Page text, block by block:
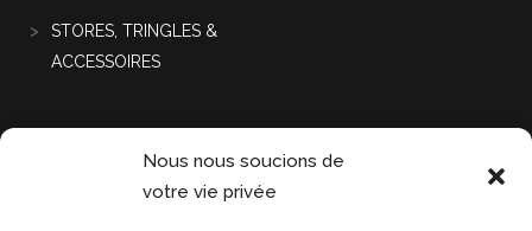
Nous nous soucions de
votre vie privée
STORES, TRINGLES &
ACCESSOIRES
Projets récentes